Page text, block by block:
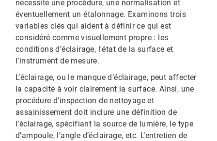
nécessite une procédure, une normalisation et
éventuellement un étalonnage. Examinons trois
variables clés qui aident à définir ce qui est
considéré comme visuellement propre : les
conditions d’éclairage, l'état de la surface et
l’instrument de mesure.
L’éclairage, ou le manque d’éclairage, peut affecter
la capacité à voir clairement la surface. Ainsi, une
procédure d’inspection de nettoyage et
assainissement doit inclure une définition de
l’éclairage, spécifiant la source de lumière, le type
d’ampoule, l’angle d’éclairage, etc. L’entretien de